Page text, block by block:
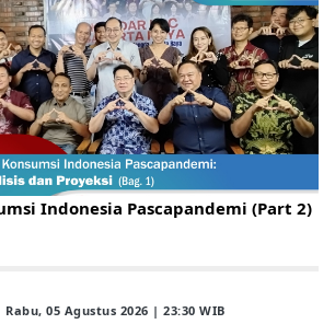
Jakarta Raya Hadirkan Pakar Ritel
Indonesia Pascapandemi (Part 2)
Rabu, 05 Agustus 2026 | 23:30 WIB